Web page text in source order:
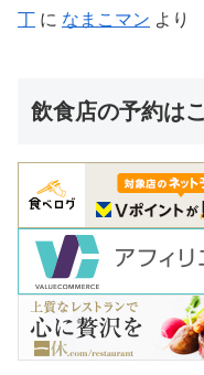
丁 に なまこマン より
飲食店の予約は